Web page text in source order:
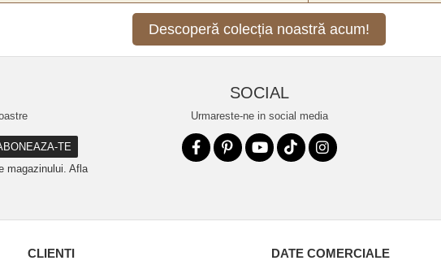
Descoperă colecția noastră acum!
magazinului. Afla
SOCIAL
Urmareste-ne in social media
CLIENTI DATE COMERCIALE